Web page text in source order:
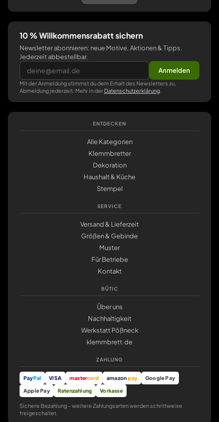
10 % Willkommensrabatt sichern
Newsletter abonnieren: neue Motive, Aktionen & Tipps.
Jederzeit abbestellbar.
Anmelden
Mit der Anmeldung stimmst du dem Erhalt des Newsletters zu,
Abmeldung jederzeit. Mehr in der Datenschutzerklärung
ENTDECKEN
Alle Kategorien
Klemmbretter
Dekoration
Haushalt & Küche
Stempel
SERVICE
Versand & Lieferzeit
Größen & Gebinde
Muster
Für Betriebe
Kontakt
BÜTIC
Über uns
Nachhaltigkeit
Werkstatt Pößneck
klemmbrett.de
ZAHLUNG
PayPal VISA mastercard amazonpay
Google Pay
Apple Pay
Ratenzahlung Vorkasse
Sichere Bezahlung – weitere Zahlungsarten werden schrittweise
freigeschaltet.